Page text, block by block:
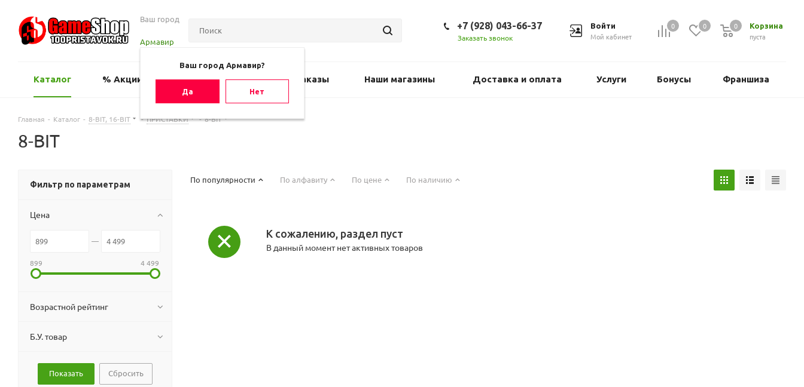
Ваш город
Армавир
Ваш город Армавир?
Да Нет
0 0 Корзина
пуста
0
Войти
Мой кабинет
+7 (928) 043-66-37
Заказать звонок
Каталог % Акции Оценить игру Предзаказы Наши магазины Доставка и оплата Услуги Бонусы Франшиза
Главная - Каталог - 8-BIT, 16-BIT - ПРИСТАВКИ - 8-BIT
8-BIT
По популярности По алфавиту По цене По наличию
К сожалению, раздел пуст
В данный момент нет активных товаров
Фильтр по параметрам
Цена
899 4 499
Возрастной рейтинг
Б.У. товар
Сбросить